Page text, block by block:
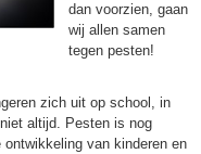
dan voorzien, gaan
wij allen samen
tegen pesten!
zich uit op school, in
altijd. Pesten is nog
van kinderen en